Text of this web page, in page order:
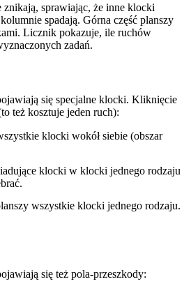
sprawiając, że inne klocki
spadają. Górna część planszy
Licznik pokazuje, ile ruchów
zadań.
się specjalne klocki. Kliknięcie
też kosztuje jeden ruch):
klocki wokół siebie (obszar
klocki w klocki jednego rodzaju
wszystkie klocki jednego rodzaju.
się też pola-przeszkody: